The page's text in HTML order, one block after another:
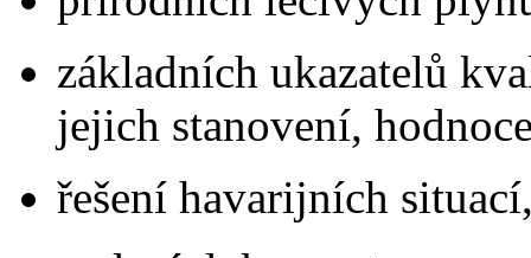
základních ukazatelů
jejich stanovení,
řešení havarijních